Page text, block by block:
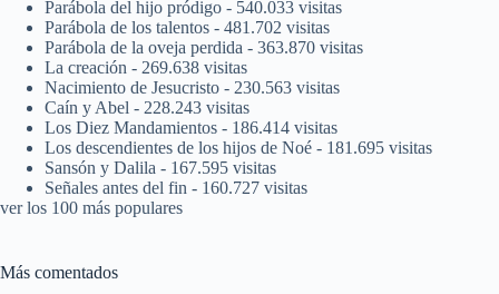
Parábola del hijo pródigo - 540.033 visitas
Parábola de los talentos - 481.702 visitas
Parábola de la oveja perdida - 363.870 visitas
La creación - 269.638 visitas
Nacimiento de Jesucristo - 230.563 visitas
Caín y Abel - 228.243 visitas
Los Diez Mandamientos - 186.414 visitas
Los descendientes de los hijos de Noé - 181.695 visitas
Sansón y Dalila - 167.595 visitas
Señales antes del fin - 160.727 visitas
ver los 100 más populares
Más comentados